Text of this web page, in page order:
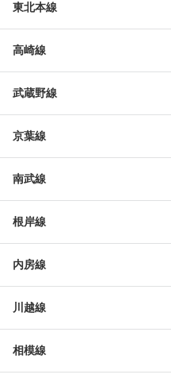
東北本線
高崎線
武蔵野線
京葉線
南武線
根岸線
内房線
川越線
相模線